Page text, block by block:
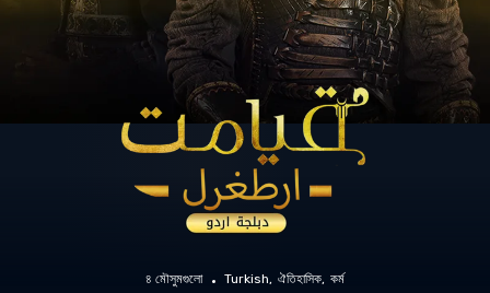
৪ মৌসুমগুলো Turkish ঐতিহাসিক কর্ম